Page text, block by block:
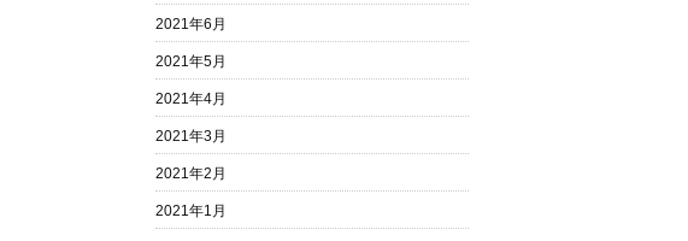
2021年6月
2021年5月
2021年4月
2021年3月
2021年2月
2021年1月